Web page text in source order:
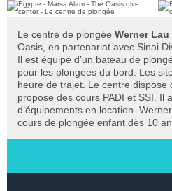
Le centre de plongée Werner Lau
Oasis, en partenariat avec Sinai
Il est équipé d’un bateau de
pour les plongées du bord. Les
heure de trajet. Le centre dispose
propose des cours PADI et SSI. Il
d’équipements en location.
cours de plongée enfant dès 10